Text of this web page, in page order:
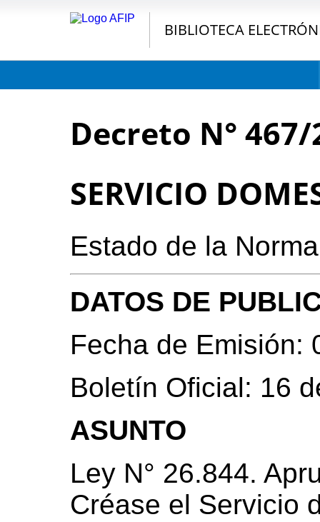
BIBLIOTECA
Decreto N° 467/
SERVICIO
Estado de la
DATOS DE
Fecha de Emisión:
Boletín Oficial: 16
ASUNTO
Ley N° 26.844.
Créase el Servicio